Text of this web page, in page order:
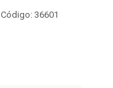
Código: 36601